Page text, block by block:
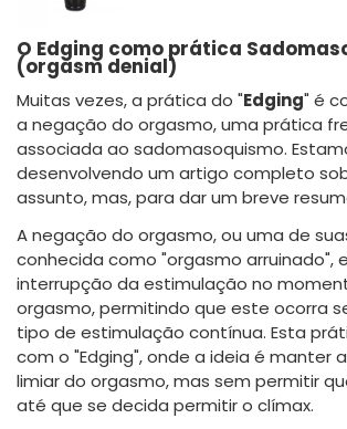
O Edging como prática
(orgasm denial)
Muitas vezes, a prática do "Edging" é
a negação do orgasmo, uma prática
associada ao sadomasoquismo.
desenvolvendo um artigo completo
assunto, mas, para dar um breve
A negação do orgasmo, ou uma de
conhecida como "orgasmo arruinado",
interrupção da estimulação no
orgasmo, permitindo que este ocorra
tipo de estimulação contínua. Esta
com o "Edging", onde a ideia é manter
limiar do orgasmo, mas sem permitir
até que se decida permitir o clímax.